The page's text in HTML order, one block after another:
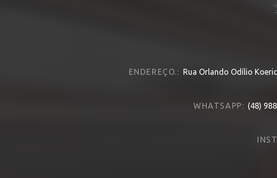
ENDEREÇO.: Rua Orlando Odílio
WHATSAPP: (48)